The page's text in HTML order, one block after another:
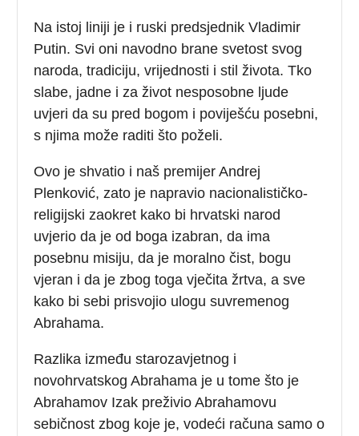
Na istoj liniji je i ruski predsjednik Vladimir
Putin. Svi oni navodno brane svetost svog
naroda, tradiciju, vrijednosti i stil života. Tko
slabe, jadne i za život nesposobne ljude
uvjeri da su pred bogom i poviješću posebni,
s njima može raditi što poželi.
Ovo je shvatio i naš premijer Andrej
Plenković, zato je napravio nacionalističko-
religijski zaokret kako bi hrvatski narod
uvjerio da je od boga izabran, da ima
posebnu misiju, da je moralno čist, bogu
vjeran i da je zbog toga vječita žrtva, a sve
kako bi sebi prisvojio ulogu suvremenog
Abrahama.
Razlika između starozavjetnog i
novohrvatskog Abrahama je u tome što je
Abrahamov Izak preživio Abrahamovu
sebičnost zbog koje je, vodeći računa samo o